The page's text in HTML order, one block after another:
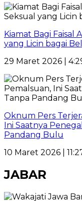
Kiamat Bagi Faisal
yang Licin bagai
29 Maret 2026 |
Oknum Pers
Ini Saatnya
Pandang Bulu
10 Maret 2026 |
JABAR